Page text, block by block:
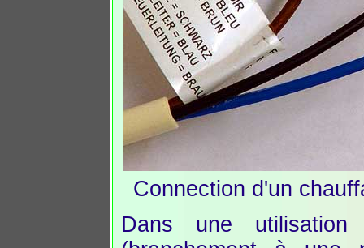
Connection d'un
Dans une utilisation